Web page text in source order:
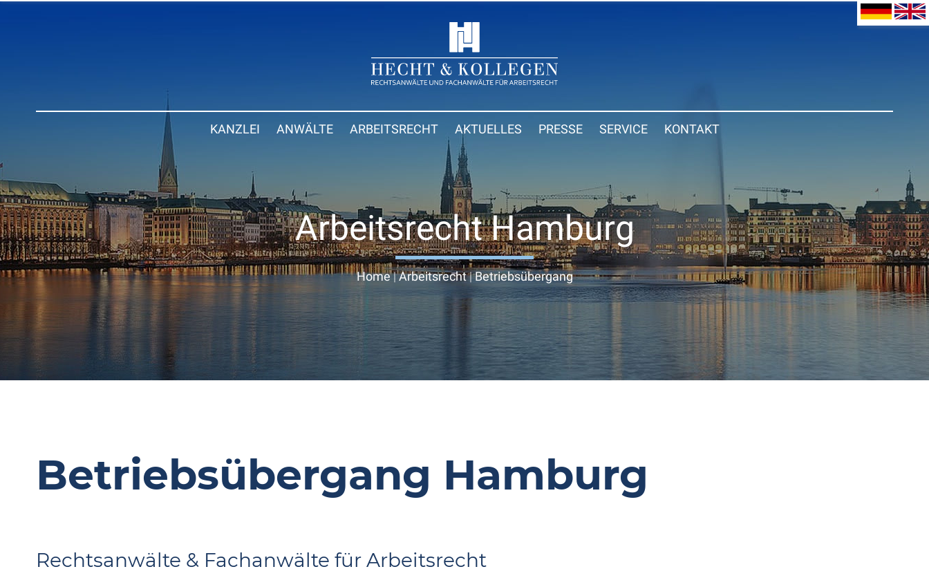
KANZLEI ANWÄLTE ARBEITSRECHT AKTUELLES PRESSE SERVICE KONTAKT
Arbeitsrecht Hamburg
Home|Arbeitsrecht|Betriebsübergang
Betriebsübergang Hamburg
Rechtsanwälte & Fachanwälte für Arbeitsrecht